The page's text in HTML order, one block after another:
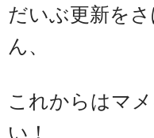
だいぶ更新を
ん、
これからはマ
い！